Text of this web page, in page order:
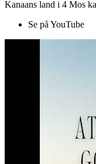
Kanaans land i 4 Mos
Se på YouTube